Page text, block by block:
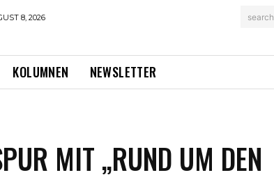
8, 2026 search
KOLUMNEN NEWSLETTER
MIT „RUND UM DEN